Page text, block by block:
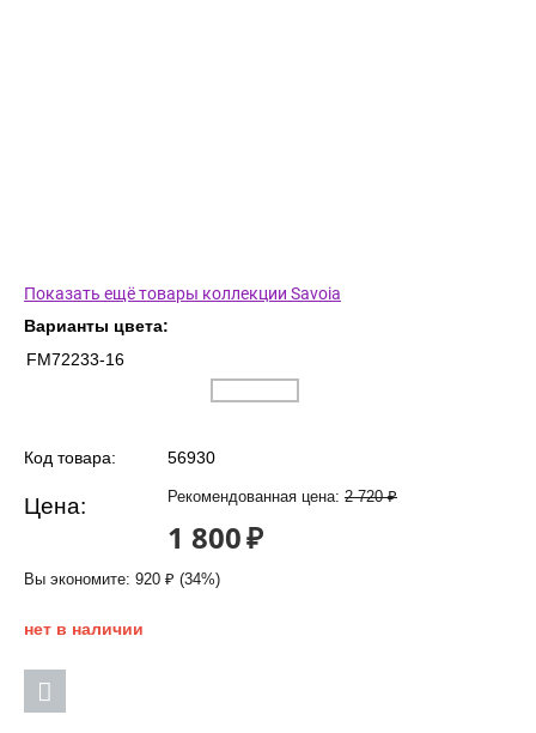
Показать ещё товары коллекции Savoia
Варианты цвета:
FM72233-16
Код товара: 56930
Рекомендованная цена: 2 720 ₽
Цена:
1 800₽
Вы экономите: 920 ₽ (34%)
нет в наличии